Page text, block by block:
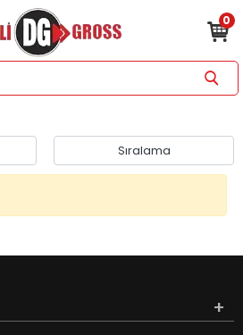
0
Sıralama